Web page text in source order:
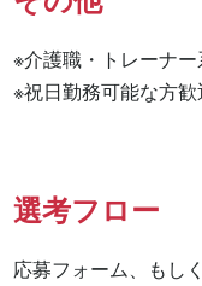
※介護職・トレーナ
※祝日勤務可能な方歓
選考フロー
応募フォーム、もし